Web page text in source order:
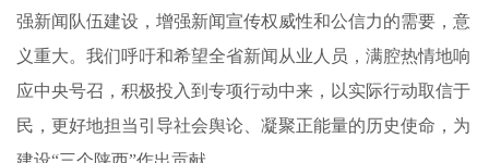
强新闻队伍建设，增强新闻宣传权威性和公信力的需要，意
义重大。我们呼吁和希望全省新闻从业人员，满腔热情地响
应中央号召，积极投入到专项行动中来，以实际行动取信于
民，更好地担当引导社会舆论、凝聚正能量的历史使命，为